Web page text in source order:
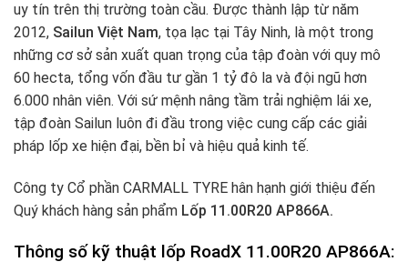
uy tín trên thị trường toàn cầu. Được thành lập từ năm
2012, Sailun Việt Nam, tọa lạc tại Tây Ninh, là một trong
những cơ sở sản xuất quan trọng của tập đoàn với quy mô
60 hecta, tổng vốn đầu tư gần 1 tỷ đô la và đội ngũ hơn
6.000 nhân viên. Với sứ mệnh nâng tầm trải nghiệm lái xe,
tập đoàn Sailun luôn đi đầu trong việc cung cấp các giải
pháp lốp xe hiện đại, bền bỉ và hiệu quả kinh tế.
Công ty Cổ phần CARMALL TYRE hân hạnh giới thiệu đến
Quý khách hàng sản phẩm Lốp 11.00R20 AP866A.
Thông số kỹ thuật lốp RoadX 11.00R20 AP866A: